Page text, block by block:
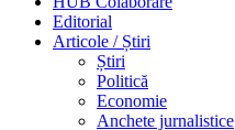
Editorial
Articole / Știri
Știri
Politică
Economie
Anchete jurnalistice